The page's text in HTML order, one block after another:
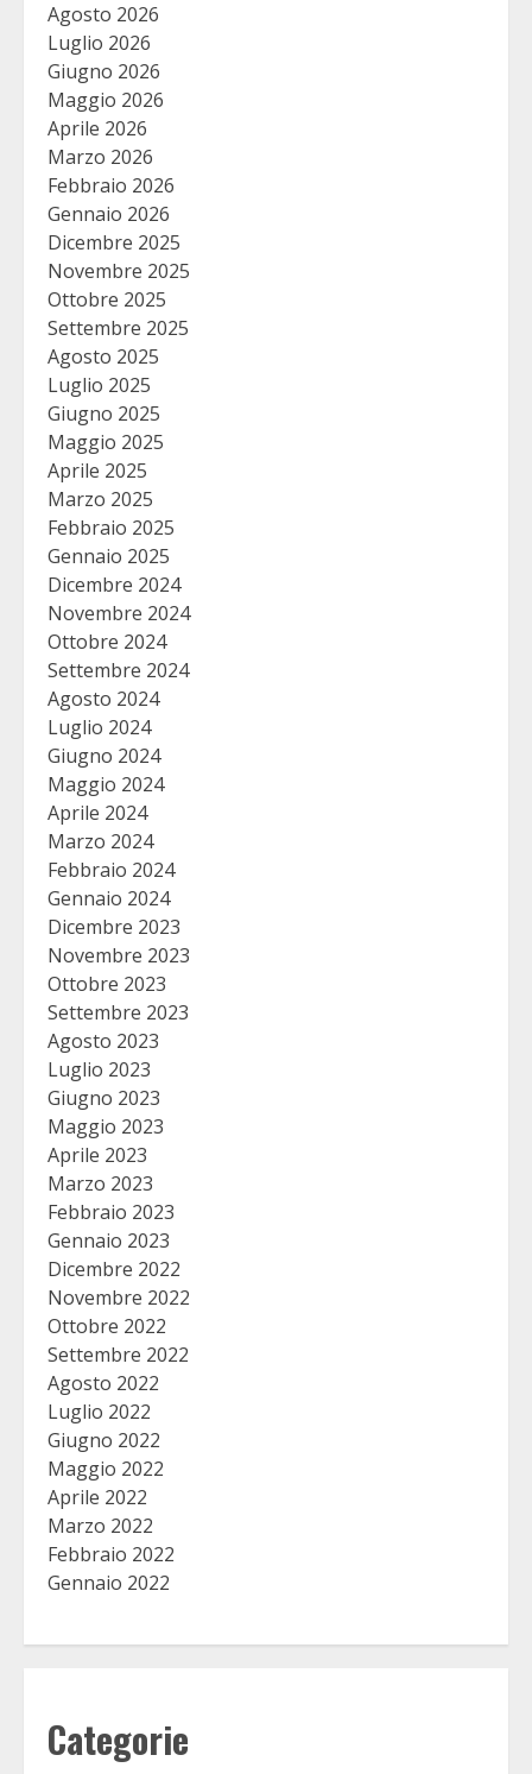
Agosto 2026
Luglio 2026
Giugno 2026
Maggio 2026
Aprile 2026
Marzo 2026
Febbraio 2026
Gennaio 2026
Dicembre 2025
Novembre 2025
Ottobre 2025
Settembre 2025
Agosto 2025
Luglio 2025
Giugno 2025
Maggio 2025
Aprile 2025
Marzo 2025
Febbraio 2025
Gennaio 2025
Dicembre 2024
Novembre 2024
Ottobre 2024
Settembre 2024
Agosto 2024
Luglio 2024
Giugno 2024
Maggio 2024
Aprile 2024
Marzo 2024
Febbraio 2024
Gennaio 2024
Dicembre 2023
Novembre 2023
Ottobre 2023
Settembre 2023
Agosto 2023
Luglio 2023
Giugno 2023
Maggio 2023
Aprile 2023
Marzo 2023
Febbraio 2023
Gennaio 2023
Dicembre 2022
Novembre 2022
Ottobre 2022
Settembre 2022
Agosto 2022
Luglio 2022
Giugno 2022
Maggio 2022
Aprile 2022
Marzo 2022
Febbraio 2022
Gennaio 2022
Categorie